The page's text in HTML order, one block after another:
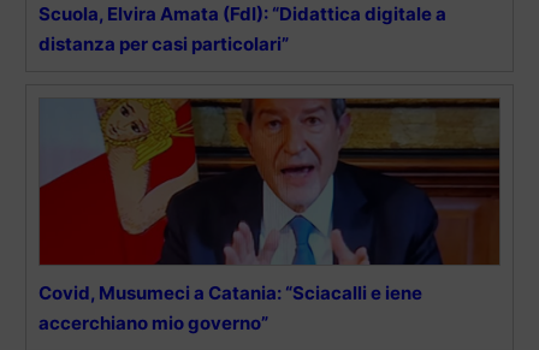
Scuola, Elvira Amata (FdI): “Didattica digitale a
distanza per casi particolari”
Covid, Musumeci a Catania: “Sciacalli e iene
accerchiano mio governo”